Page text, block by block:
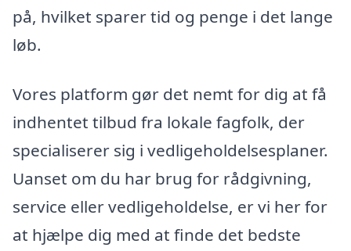
på, hvilket sparer tid og penge i det lange
løb.
Vores platform gør det nemt for dig at få
indhentet tilbud fra lokale fagfolk, der
specialiserer sig i vedligeholdelsesplaner.
Uanset om du har brug for rådgivning,
service eller vedligeholdelse, er vi her for
at hjælpe dig med at finde det bedste